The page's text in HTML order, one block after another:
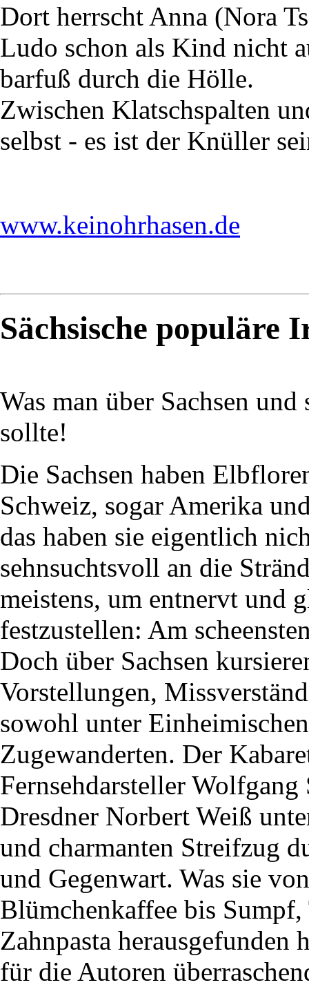
Dort herrscht Anna (Nora
Ludo schon als Kind nicht
barfuß durch die Hölle.
Zwischen Klatschspalten
selbst - es ist der Knüller
www.keinohrhasen.de
Sächsische populäre
Was man über Sachsen
sollte!
Die Sachsen haben
Schweiz, sogar Amerika
das haben sie eigentlich
sehnsuchtsvoll an die
meistens, um entnervt und
festzustellen: Am
Doch über Sachsen
Vorstellungen,
sowohl unter
Zugewanderten. Der
Fernsehdarsteller
Dresdner Norbert Weiß
und charmanten Streifzug
und Gegenwart. Was sie
Blümchenkaffee bis
Zahnpasta herausgefunden
für die Autoren